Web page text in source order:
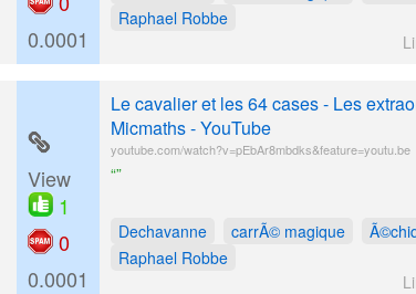
0.0001
Raphael Robbe
View
1
0
0.0001
Le cavalier et les 64 cases - Les
Micmaths - YouTube
youtube.com/watch?v=pEbAr8mbdks&feature=youtu.be
“”
Dechavanne carrÃ© magique
Raphael Robbe